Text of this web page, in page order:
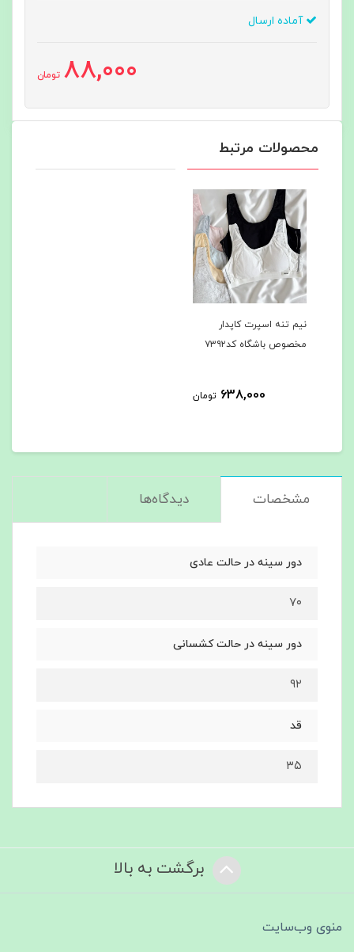
آماده ارسال
88,000 تومان
محصولات مرتبط
نیم تنه اسپرت کاپدار
مخصوص باشگاه کد۷۳۹۲
638,000 تومان
مشخصات دیدگاه‌ها
دور سینه در حالت عادی
۷۰
دور سینه در حالت کشسانی
۹۲
قد
۳۵
برگشت به بالا
منوی وب‌سایت